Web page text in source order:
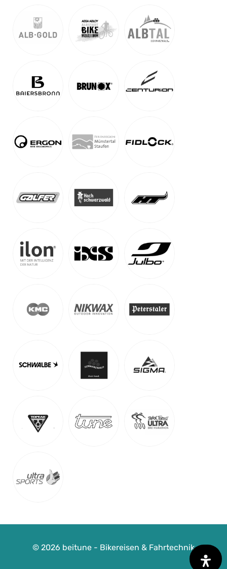
Trailcamp Vogesen
Südvogesen | Nordvogesen Auf Karte anzeigen
Ausgewählte MTB-Regionen
MTB-Touren & MTB-Camps
Detail Anzeigen
© 2026 beitune - Bikereisen & Fahrtechnik